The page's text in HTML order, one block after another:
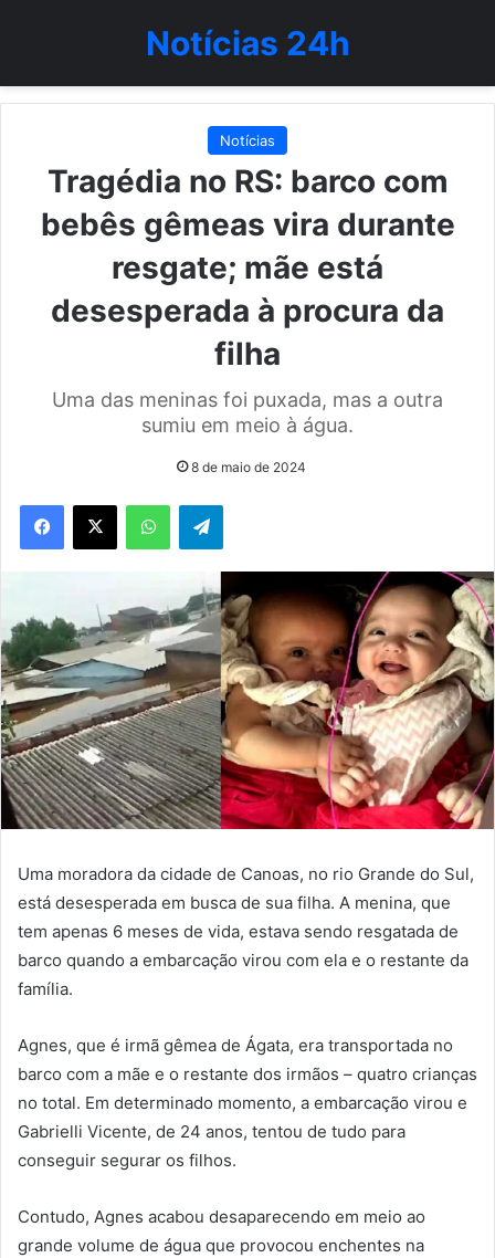
Notícias 24h
Notícias
Tragédia no RS: barco com
bebês gêmeas vira durante
resgate; mãe está
desesperada à procura da
filha
Uma das meninas foi puxada, mas a outra
sumiu em meio à água.
8 de maio de 2024
WhatsAppTelegram
Uma moradora da cidade de Canoas, no rio Grande do Sul,
está desesperada em busca de sua filha. A menina, que
tem apenas 6 meses de vida, estava sendo resgatada de
barco quando a embarcação virou com ela e o restante da
família.
Agnes, que é irmã gêmea de Ágata, era transportada no
barco com a mãe e o restante dos irmãos – quatro crianças
no total. Em determinado momento, a embarcação virou e
Gabrielli Vicente, de 24 anos, tentou de tudo para
conseguir segurar os filhos.
Contudo, Agnes acabou desaparecendo em meio ao
grande volume de água que provocou enchentes na